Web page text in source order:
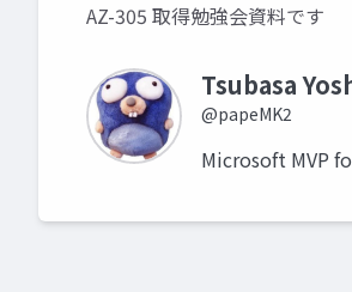
AZ-305 取得勉強会資料です
Tsubasa
@papeMK2
Microsoft MVP